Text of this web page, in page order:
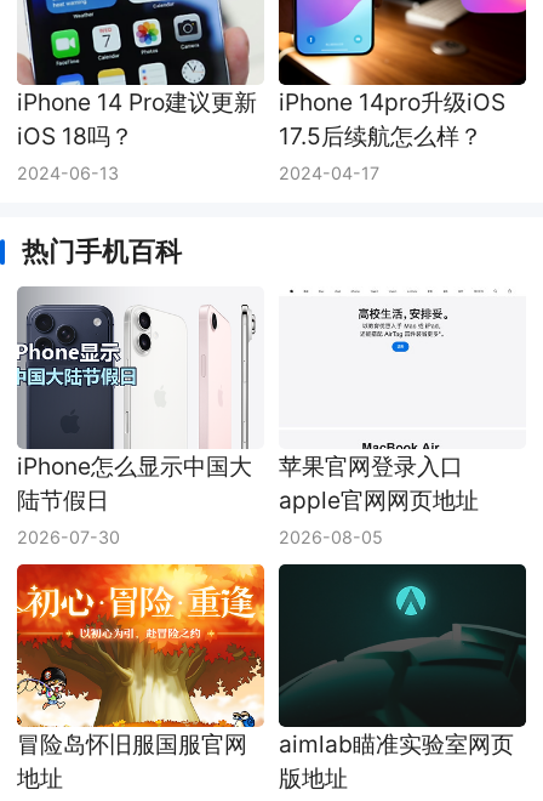
iPhone 14 Pro建议更新
iOS 18吗？
2024-06-13
iPhone 14pro升级iOS
17.5后续航怎么样？
2024-04-17
热门手机百科
iPhone怎么显示中国大
陆节假日
2026-07-30
苹果官网登录入口
apple官网网页地址
2026-08-05
冒险岛怀旧服国服官网
地址
aimlab瞄准实验室网页
版地址